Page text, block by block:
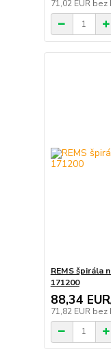
71,02 EUR bez
REMS špirála
171200
88,34 EUR
71,82 EUR bez